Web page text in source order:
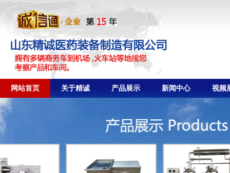
网站首页 关于精诚 产品展示 新闻中心 视频